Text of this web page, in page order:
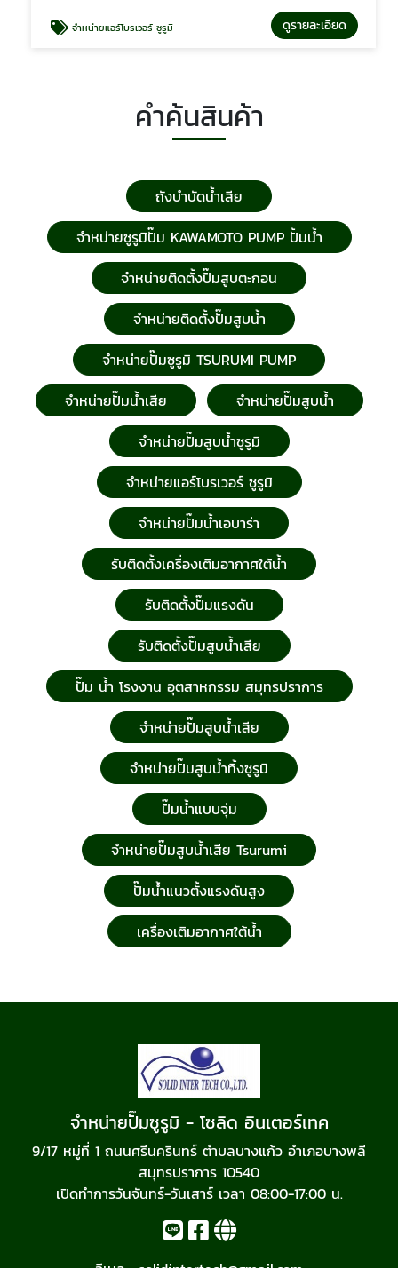
จำหน่ายแอร์โบรเวอร์ ซูรูมิ ดูรายละเอียด
คำค้นสินค้า
ถังบำบัดน้ำเสีย
จำหน่ายซูรูมิปั๊ม KAWAMOTO PUMP ปั้มน้ำ
จำหน่ายติดตั้งปั๊มสูบตะกอน
จำหน่ายติดตั้งปั๊มสูบน้ำ
จำหน่ายปั๊มซูรูมิ TSURUMI PUMP
จำหน่ายปั๊มน้ำเสีย
จำหน่ายปั๊มสูบน้ำ
จำหน่ายปั๊มสูบน้ำซูรูมิ
จำหน่ายแอร์โบรเวอร์ ซูรูมิ
จำหน่ายปั๊มน้ำเอบาร่า
รับติดตั้งเครื่องเติมอากาศใต้น้ำ
รับติดตั้งปั๊มแรงดัน
รับติดตั้งปั๊มสูบน้ำเสีย
ปั๊ม น้ำ โรงงาน อุตสาหกรรม สมุทรปราการ
จำหน่ายปั๊มสูบน้ำเสีย
จำหน่ายปั๊มสูบน้ำทิ้งซูรูมิ
ปั๊มน้ำแบบจุ่ม
จำหน่ายปั๊มสูบน้ำเสีย Tsurumi
ปั๊มน้ำแนวตั้งแรงดันสูง
เครื่องเติมอากาศใต้น้ำ
จำหน่ายปั๊มซูรูมิ - โซลิด อินเตอร์เทค
9/17 หมู่ที่ 1 ถนนศรีนครินทร์ ตำบลบางแก้ว อำเภอบางพลี
สมุทรปราการ 10540
เปิดทำการวันจันทร์-วันเสาร์ เวลา 08:00-17:00 น.